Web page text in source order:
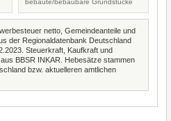
bebaute/bebaubare Grundstücke
netto, Gemeindeanteile und
der Regionaldatenbank Deutschland
Steuerkraft, Kaufkraft und
BBSR INKAR. Hebesätze stammen
bzw. aktuelleren amtlichen